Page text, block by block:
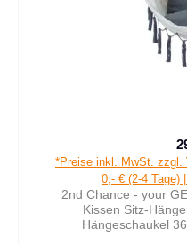
*Preise inkl. MwSt. zzgl.
0,- € (2-4 Tage)
2nd Chance - your
Kissen Sitz-
Hängeschaukel